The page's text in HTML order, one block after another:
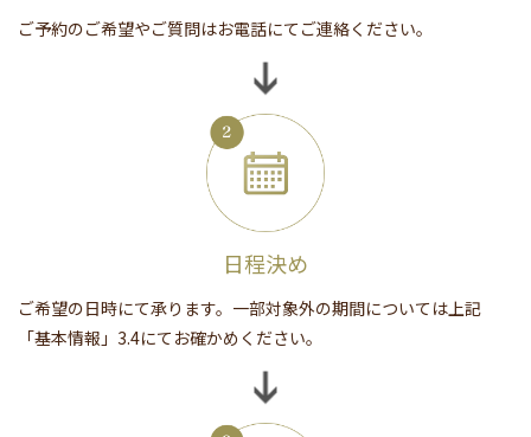
ご予約のご希望やご質問はお電話にてご連絡ください。
日程決め
ご希望の日時にて承ります。一部対象外の期間については上記
「基本情報」3.4にてお確かめください。